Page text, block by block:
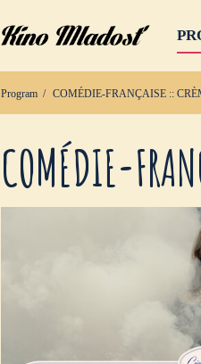
Program COMÉDIE-FRANÇAISE ::
COMÉDIE-